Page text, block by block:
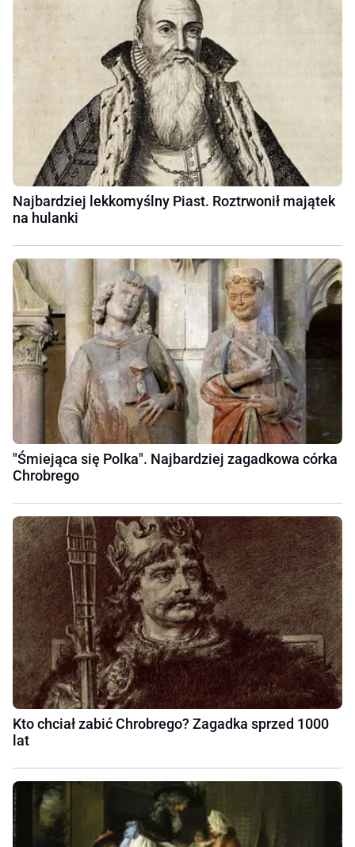
Najbardziej lekkomyślny Piast. Roztrwonił majątek
na hulanki
"Śmiejąca się Polka". Najbardziej zagadkowa córka
Chrobrego
Kto chciał zabić Chrobrego? Zagadka sprzed 1000
lat